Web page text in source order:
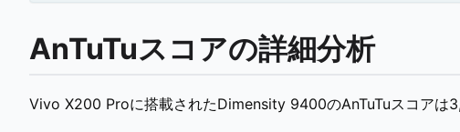
AnTuTuスコアの詳細分析
Vivo X200 Proに搭載されたDimensity 9400のAnTuTuスコアは